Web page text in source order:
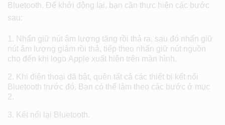
Bluetooth. Để khởi động lại, bạn cần thực hiện các bước
sau:
Nhấn giữ nút âm lượng tăng rồi thả ra, sau đó nhấn giữ
nút âm lượng giảm rồi thả, tiếp theo nhấn giữ nút nguồn
cho đến khi logo Apple xuất hiện trên màn hình.
Khi điện thoại đã bật, quên tất cả các thiết bị kết nối
Bluetooth trước đó. Bạn có thể làm theo các bước ở mục
2.
Kết nối lại Bluetooth.